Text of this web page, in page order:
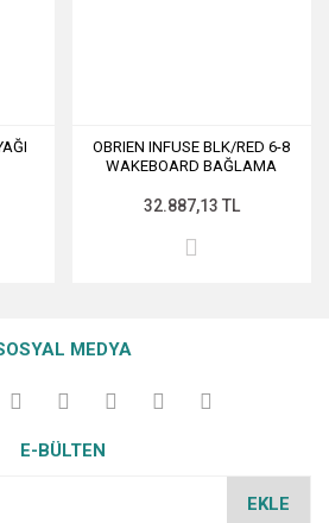
OBRIEN INFUSE BLK/RED 6-8
WAKEBOARD BAĞLAMA
32.887,13 TL
MEDYA
E-BÜLTEN
EKLE